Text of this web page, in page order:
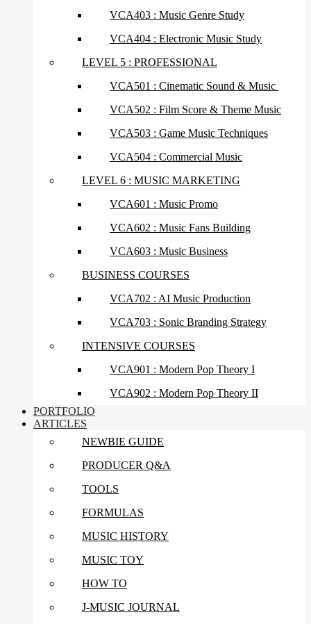
VCA403 : Music Genre Study
VCA404 : Electronic Music Study
LEVEL 5 : PROFESSIONAL
VCA501 : Cinematic Sound & Music
VCA502 : Film Score & Theme Music
VCA503 : Game Music Techniques
VCA504 : Commercial Music
LEVEL 6 : MUSIC MARKETING
VCA601 : Music Promo
VCA602 : Music Fans Building
VCA603 : Music Business
BUSINESS COURSES
VCA702 : AI Music Production
VCA703 : Sonic Branding Strategy
INTENSIVE COURSES
VCA901 : Modern Pop Theory I
VCA902 : Modern Pop Theory II
PORTFOLIO
ARTICLES
NEWBIE GUIDE
PRODUCER Q&A
TOOLS
FORMULAS
MUSIC HISTORY
MUSIC TOY
HOW TO
J-MUSIC JOURNAL